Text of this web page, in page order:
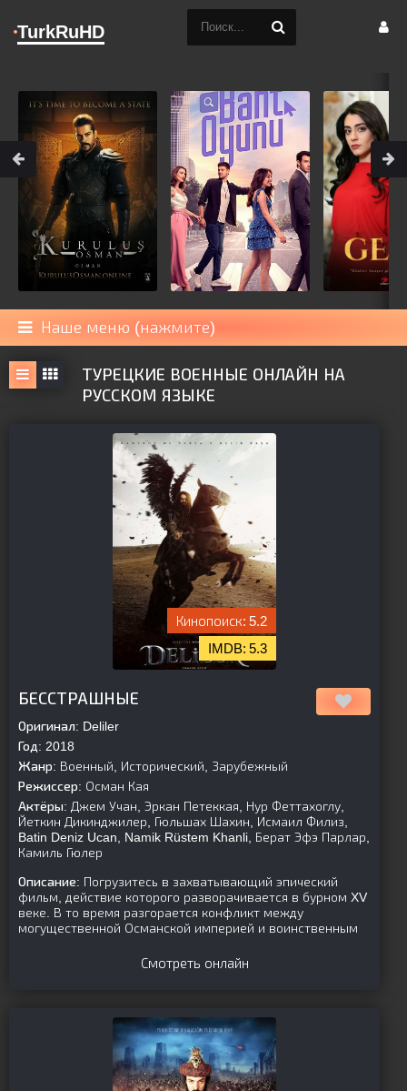
Наше меню (нажмите)
ТУРЕЦКИЕ ВОЕННЫЕ ОНЛАЙН НА
РУССКОМ ЯЗЫКЕ
5.2
5.3
БЕССТРАШНЫЕ
Оригинал: Deliler
Год: 2018
Жанр: Военный, Исторический, Зарубежный
Режиссер: Осман Кая
Актёры: Джем Учан, Эркан Петеккая, Нур Феттахоглу,
Йеткин Дикинджилер, Гюльшах Шахин, Исмаил Филиз,
Batin Deniz Ucan, Namik Rüstem Khanli, Берат Эфэ Парлар,
Камиль Гюлер
Описание: Погрузитесь в захватывающий эпический
фильм, действие которого разворачивается в бурном XV
веке. В то время разгорается конфликт между
могущественной Османской империей и воинственным
Смотреть онлайн
TurkRuHD